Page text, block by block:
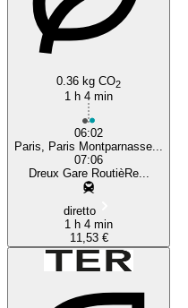
0.36 kg CO2
1 h 4 min
06:02
Paris, Paris Montparnasse...
07:06
Dreux Gare RoutièRe...
diretto
1 h 4 min
11,53 €